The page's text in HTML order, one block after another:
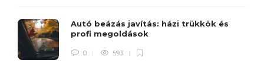
Autó beázás javítás: házi trükkök és
profi megoldások
0 593